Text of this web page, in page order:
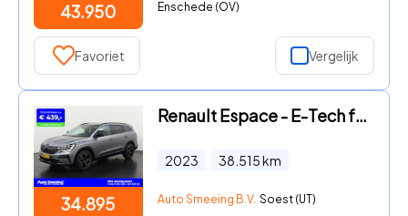
43.950 Enschede (OV)
Favoriet Vergelijk
34.895
Renault Espace - E-Tech full hybrid 200 esprit Alpine 7p. | Panoramadak | Hea
2023 38.515km
Auto Smeeing B.V. Soest (UT)